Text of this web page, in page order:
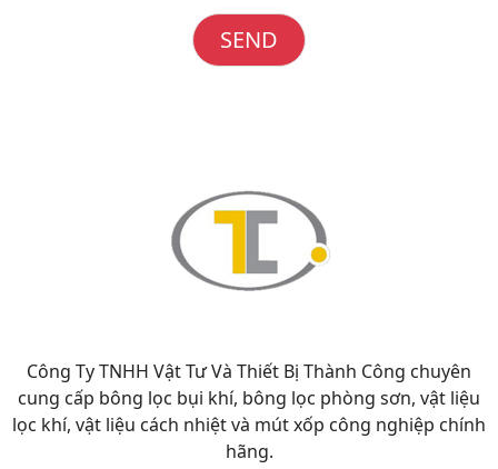
SEND
Công Ty TNHH Vật Tư Và Thiết Bị Thành Công chuyên
cung cấp bông lọc bụi khí, bông lọc phòng sơn, vật liệu
lọc khí, vật liệu cách nhiệt và mút xốp công nghiệp chính
hãng.